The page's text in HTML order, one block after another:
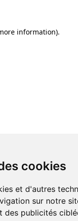
cookies
et d'autres
sur notre
des publicités
information).